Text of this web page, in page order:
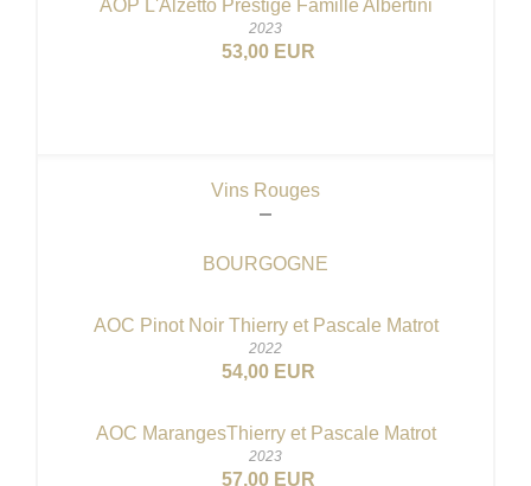
AOP L'Alzetto Prestige Famille Albertini
2023
53,00 EUR
Vins Rouges
BOURGOGNE
AOC Pinot Noir Thierry et Pascale Matrot
2022
54,00 EUR
AOC MarangesThierry et Pascale Matrot
2023
57,00 EUR